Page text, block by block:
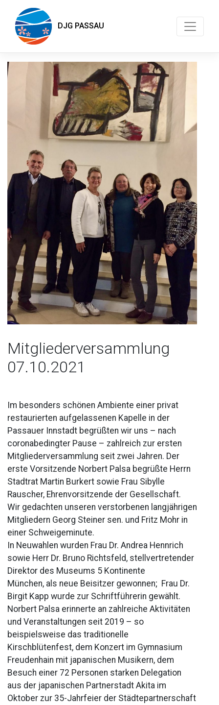
DJG PASSAU
Mitgliederversammlung
07.10.2021
Im besonders schönen Ambiente einer privat
restaurierten aufgelassenen Kapelle in der
Passauer Innstadt begrüßten wir uns – nach
coronabedingter Pause – zahlreich zur ersten
Mitgliederversammlung seit zwei Jahren. Der
erste Vorsitzende Norbert Palsa begrüßte Herrn
Stadtrat Martin Burkert sowie Frau Sibylle
Rauscher, Ehrenvorsitzende der Gesellschaft.
Wir gedachten unseren verstorbenen langjährigen
Mitgliedern Georg Steiner sen. und Fritz Mohr in
einer Schweigeminute.
In Neuwahlen wurden Frau Dr. Andrea Hennrich
sowie Herr Dr. Bruno Richtsfeld, stellvertretender
Direktor des Museums 5 Kontinente
München, als neue Beisitzer gewonnen; Frau Dr.
Birgit Kapp wurde zur Schriftführerin gewählt.
Norbert Palsa erinnerte an zahlreiche Aktivitäten
und Veranstaltungen seit 2019 – so
beispielsweise das traditionelle
Kirschblütenfest, dem Konzert im Gymnasium
Freudenhain mit japanischen Musikern, dem
Besuch einer 72 Personen starken Delegation
aus der japanischen Partnerstadt Akita im
Oktober zur 35-Jahrfeier der Städtepartnerschaft